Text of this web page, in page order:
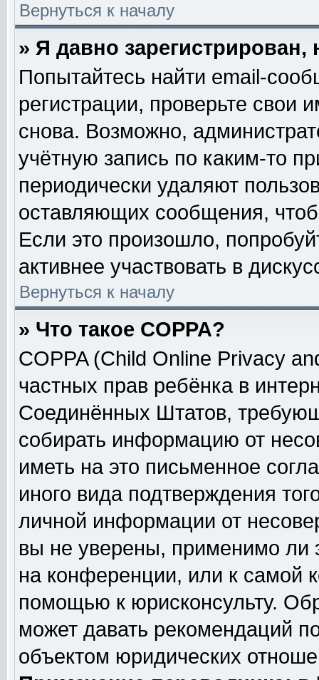
Вернуться к началу
» Я давно
Попытайтесь найти email-
регистрации, проверьте свои
снова. Возможно,
учётную запись по каким-то
периодически удаляют
оставляющих сообщения,
Если это произошло,
активнее участвовать в
Вернуться к началу
» Что такое COPPA?
COPPA (Child Online Privacy
частных прав ребёнка в
Соединённых Штатов,
собирать информацию от
иметь на это письменное
иного вида подтверждения
личной информации от
вы не уверены, применимо ли
на конференции, или к самой
помощью к юрисконсульту.
может давать рекомендаций
объектом юридических